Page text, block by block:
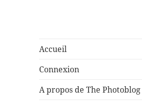
Accueil
Connexion
A propos de The Photoblog